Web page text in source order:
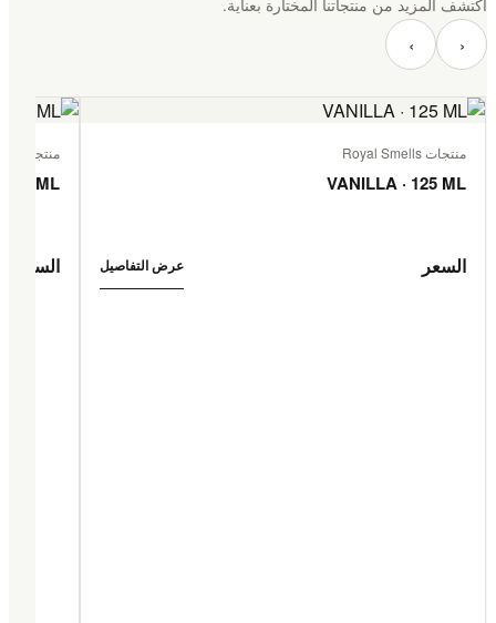
اكتشف المزيد من منتجاتنا المختارة بعناية.
‹ ›
منتجات Royal Smells
VANILLA · 125 ML
السعر عرض التفاصيل
منتجات Royal Smells
ML
السعر